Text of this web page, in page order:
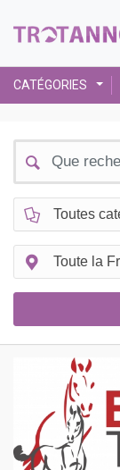
CATÉGORIES